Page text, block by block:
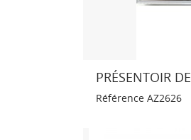
PRÉSENTOIR
Référence AZ2626